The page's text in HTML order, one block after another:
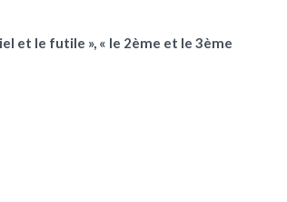
et le futile », « le 2ème et le 3ème